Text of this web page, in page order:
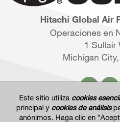
Hitachi Global Air
Operaciones en
1 Sullair
Michigan
Este sitio utiliza cookies
principal y cookies de análisis
anónimos. Haga clic en